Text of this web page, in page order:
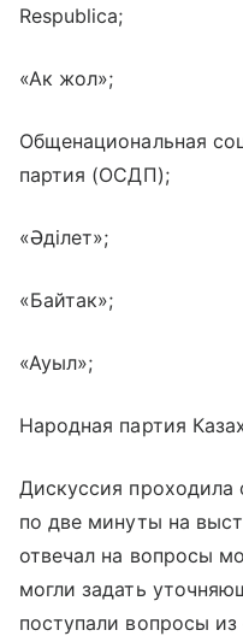
Respublica;
«Ак жол»;
Общенациональная
партия (ОСДП);
«Әділет»;
«Байтак»;
«Ауыл»;
Народная партия
Дискуссия проходила
по две минуты на
отвечал на вопросы
могли задать
поступали вопросы